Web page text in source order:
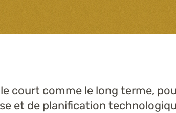
court comme le long terme,
et de planification